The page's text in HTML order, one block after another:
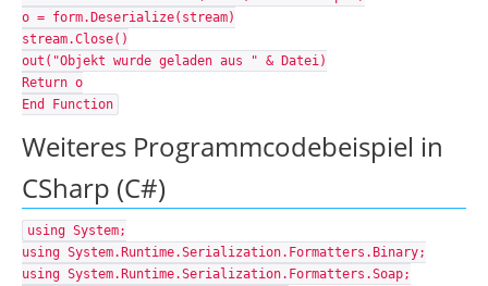
o = form.Deserialize(stream)
stream.Close()
out("Objekt wurde geladen aus " & Datei)
Return o
End Function
Weiteres Programmcodebeispiel in
CSharp (C#)
using System;
using System.Runtime.Serialization.Formatters.Binary;
using System.Runtime.Serialization.Formatters.Soap;